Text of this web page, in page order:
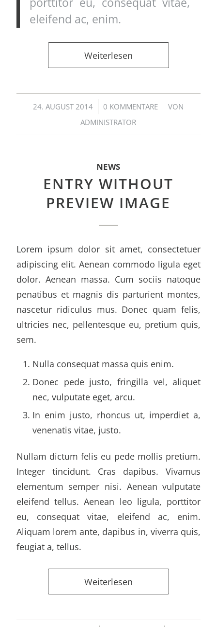
eleifend ac, enim.
Weiterlesen
24. AUGUST 2014
/ 0 KOMMENTARE
/
VON
ADMINISTRATOR
NEWS
ENTRY WITHOUT
PREVIEW IMAGE
Lorem ipsum dolor sit amet, consectetuer
adipiscing elit. Aenean commodo ligula eget
dolor. Aenean massa. Cum sociis natoque
penatibus et magnis dis parturient montes,
nascetur ridiculus mus. Donec quam felis,
ultricies nec, pellentesque eu, pretium quis,
sem.
Nulla consequat massa quis enim.
Donec pede justo, fringilla vel, aliquet
nec, vulputate eget, arcu.
In enim justo, rhoncus ut, imperdiet a,
venenatis vitae, justo.
Nullam dictum felis eu pede mollis pretium.
Integer tincidunt. Cras dapibus. Vivamus
elementum semper nisi. Aenean vulputate
eleifend tellus. Aenean leo ligula, porttitor
eu, consequat vitae, eleifend ac, enim.
Aliquam lorem ante, dapibus in, viverra quis,
feugiat a, tellus.
Weiterlesen